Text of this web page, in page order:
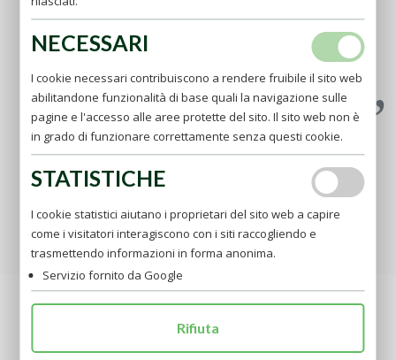
Crederci inferiori a tutti. Non anteporre il proprio utile a
quello degli altri. Pensiamo che Gesù amava chiamarsi
"Figlio dell'uomo" Nascondendo la sua natura divina.
(AP)
RICHIEDI LA TUA PREGHIERA
ULTIME NOTIZIE
NECESSARI
I cookie necessari contribuiscono a rendere fruibile il sito web
abilitandone funzionalità di base quali la navigazione sulle
pagine e l'accesso alle aree protette del sito. Il sito web non è
in grado di funzionare correttamente senza questi cookie.
STATISTICHE
I cookie statistici aiutano i proprietari del sito web a capire
come i visitatori interagiscono con i siti raccogliendo e
trasmettendo informazioni in forma anonima.
Servizio fornito da Google
Rifiuta